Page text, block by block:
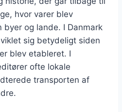
hvor varer blev
og lande. I Danmark
sig betydeligt siden
blev etableret. I
ofte lokale
transporten af